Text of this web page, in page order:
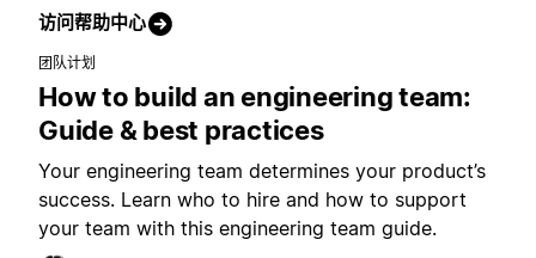
访问帮助中心
团队计划
How to build an engineering team:
Guide & best practices
Your engineering team determines your product’s
success. Learn who to hire and how to support
your team with this engineering team guide.